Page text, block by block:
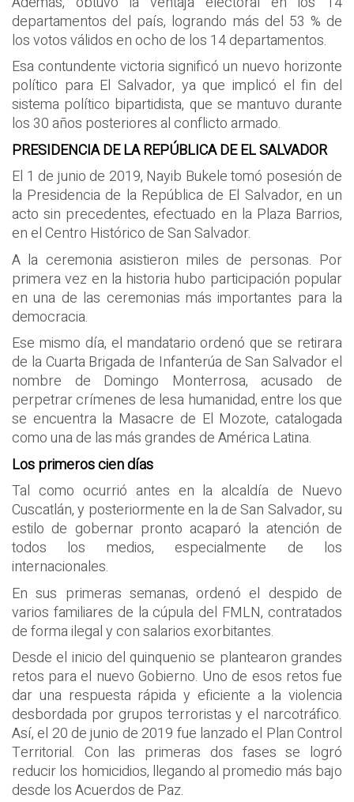
departamentos del país, logrando más del 53 % de
los votos válidos en ocho de los 14 departamentos.
Esa contundente victoria significó un nuevo horizonte
político para El Salvador, ya que implicó el fin del
sistema político bipartidista, que se mantuvo durante
los 30 años posteriores al conflicto armado.
PRESIDENCIA DE LA REPÚBLICA DE EL SALVADOR
El 1 de junio de 2019, Nayib Bukele tomó posesión de
la Presidencia de la República de El Salvador, en un
acto sin precedentes, efectuado en la Plaza Barrios,
en el Centro Histórico de San Salvador.
A la ceremonia asistieron miles de personas. Por
primera vez en la historia hubo participación popular
en una de las ceremonias más importantes para la
democracia.
Ese mismo día, el mandatario ordenó que se retirara
de la Cuarta Brigada de Infanterúa de San Salvador el
nombre de Domingo Monterrosa, acusado de
perpetrar crímenes de lesa humanidad, entre los que
se encuentra la Masacre de El Mozote, catalogada
como una de las más grandes de América Latina.
Los primeros cien días
Tal como ocurrió antes en la alcaldía de Nuevo
Cuscatlán, y posteriormente en la de San Salvador, su
estilo de gobernar pronto acaparó la atención de
todos los medios, especialmente de los
internacionales.
En sus primeras semanas, ordenó el despido de
varios familiares de la cúpula del FMLN, contratados
de forma ilegal y con salarios exorbitantes.
Desde el inicio del quinquenio se plantearon grandes
retos para el nuevo Gobierno. Uno de esos retos fue
dar una respuesta rápida y eficiente a la violencia
desbordada por grupos terroristas y el narcotráfico.
Así, el 20 de junio de 2019 fue lanzado el Plan Control
Territorial. Con las primeras dos fases se logró
reducir los homicidios, llegando al promedio más bajo
desde los Acuerdos de Paz.